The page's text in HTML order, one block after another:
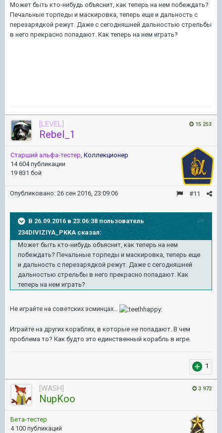
Может быть кто-нибудь объяснит, как теперь на нем побеждать?
Печальные торпеды и маскировка, теперь еще и дальность с
перезарядкой режут. Даже с сегодняшней дальностью стрельбы
в него прекрасно попадают. Как теперь на нем играть?
15 253
[LEVEL]
Rebel_1
Старший альфа-тестер, Коллекционер
14 604 публикации
19 831 бой
#11
Опубликовано: 26 сен 2016, 23:09:06
В 26.09.2016 в 23:06:38 пользователь
234DIVIZIYA_PKKA сказал:
Может быть кто-нибудь объяснит, как теперь на нем
побеждать? Печальные торпеды и маскировка, теперь еще
и дальность с перезарядкой режут. Даже с сегодняшней
дальностью стрельбы в него прекрасно попадают. Как
теперь на нем играть?
Не играйте на советских эсминцах...
Играйте на других кораблях, в которые не попадают. В чем
проблема то? Как будто это единственный корабль в игре.
1
3 972
[WASH]
NupKoo
Бета-тестер
4 100 публикаций